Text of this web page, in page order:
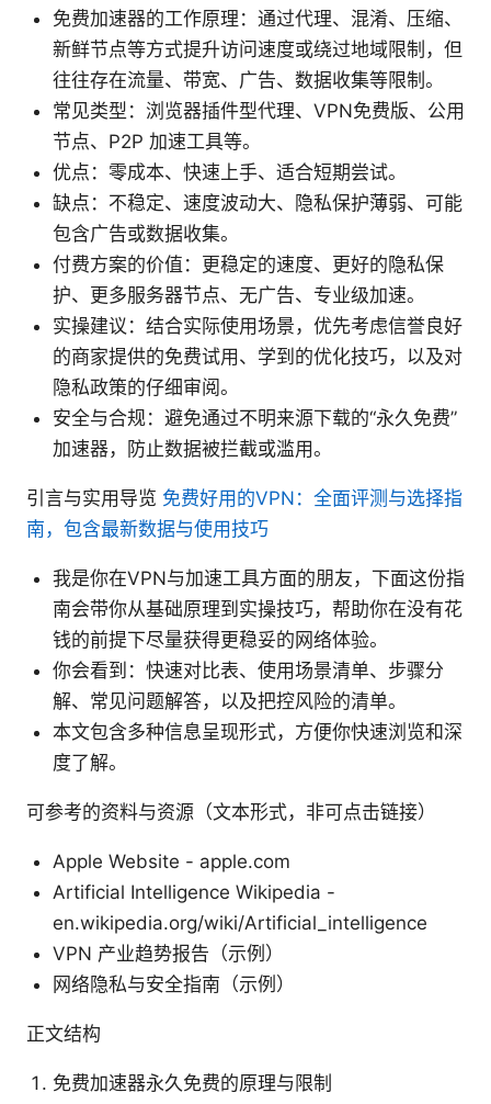
免费加速器的工作原理：通过代理、混淆、压缩、
新鲜节点等方式提升访问速度或绕过地域限制，但
往往存在流量、带宽、广告、数据收集等限制。
常见类型：浏览器插件型代理、VPN免费版、公用
节点、P2P 加速工具等。
优点：零成本、快速上手、适合短期尝试。
缺点：不稳定、速度波动大、隐私保护薄弱、可能
包含广告或数据收集。
付费方案的价值：更稳定的速度、更好的隐私保
护、更多服务器节点、无广告、专业级加速。
实操建议：结合实际使用场景，优先考虑信誉良好
的商家提供的免费试用、学到的优化技巧，以及对
隐私政策的仔细审阅。
安全与合规：避免通过不明来源下载的“永久免费”
加速器，防止数据被拦截或滥用。
引言与实用导览 免费好用的VPN：全面评测与选择指
南，包含最新数据与使用技巧
我是你在VPN与加速工具方面的朋友，下面这份指
南会带你从基础原理到实操技巧，帮助你在没有花
钱的前提下尽量获得更稳妥的网络体验。
你会看到：快速对比表、使用场景清单、步骤分
解、常见问题解答，以及把控风险的清单。
本文包含多种信息呈现形式，方便你快速浏览和深
度了解。
可参考的资料与资源（文本形式，非可点击链接）
Apple Website - apple.com
Artificial Intelligence Wikipedia -
en.wikipedia.org/wiki/Artificial_intelligence
VPN 产业趋势报告（示例）
网络隐私与安全指南（示例）
正文结构
免费加速器永久免费的原理与限制